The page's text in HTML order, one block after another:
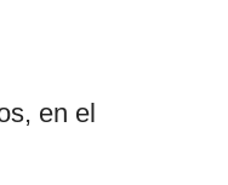
en el